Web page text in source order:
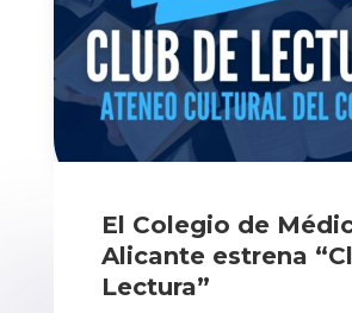
El Colegio de
Alicante estrena
Lectura”